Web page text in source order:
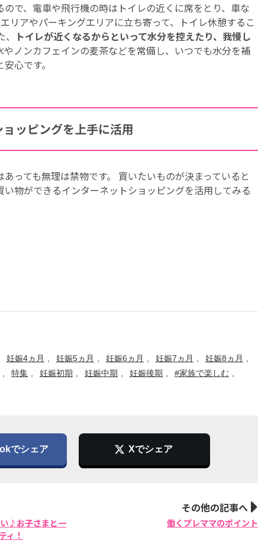
で、電車や飛行機の時はトイレの近くに席をとり、車な
リアやパーキングエリアに立ち寄って、トイレ休憩するこ
トイレが近くなるからといって水分を控えたり、我慢し
やノンカフェインの麦茶などを常備し、いつでも水分を補
心です。
ッピングを上手に活用
っても無理は禁物です。 買いたいものが決まっていると
い物ができるインターネットショッピングを活用してみる
妊娠4ヵ月 妊娠5ヵ月 妊娠6ヵ月 妊娠7ヵ月
妊娠8ヵ月
特集 妊娠初期 妊娠中期 妊娠後期
#家族で楽しむ
でシェア Xでシェア
♪お子さまと一
ィ！
その他の記事へ
働くプレママのポイント